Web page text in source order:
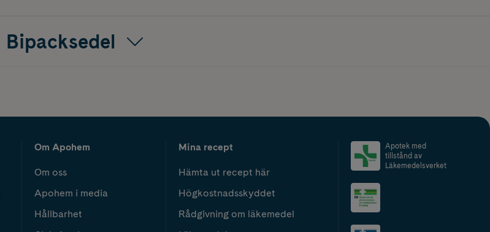
Bipacksedel
Om Apohem
Om oss
Apohem i media
Hållbarhet
Mina recept
Hämta ut recept här
Högkostnadsskyddet
Rådgivning om läkemedel
Apotek med
tillstånd av
Läkemedelsverket